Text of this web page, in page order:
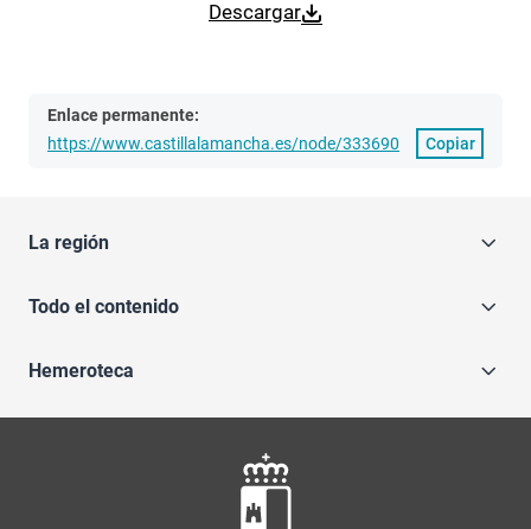
Descargar
Enlace permanente:
https://www.castillalamancha.es/node/333690
Copiar
La región
Todo el contenido
Hemeroteca